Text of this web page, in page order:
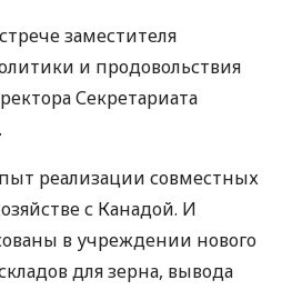
заместителя
и продовольствия
Секретариата
реализации совместных
с Канадой. И
в учреждении нового
для зерна, вывода